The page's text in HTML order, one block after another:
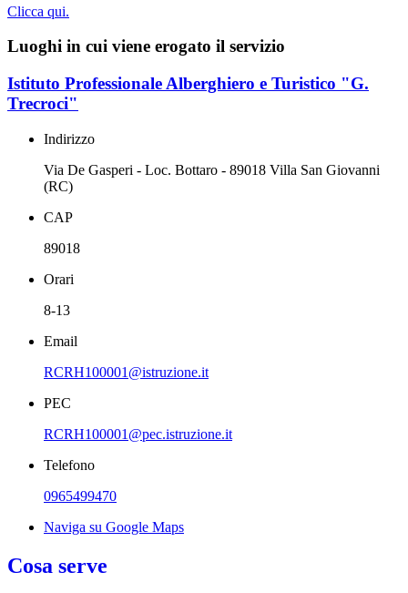
Clicca qui.
Luoghi in cui viene erogato il servizio
Istituto Professionale Alberghiero e Turistico "G.
Trecroci"
Indirizzo
Via De Gasperi - Loc. Bottaro - 89018 Villa San Giovanni
(RC)
CAP
89018
Orari
8-13
Email
RCRH100001@istruzione.it
PEC
RCRH100001@pec.istruzione.it
Telefono
0965499470
Naviga su Google Maps
Cosa serve